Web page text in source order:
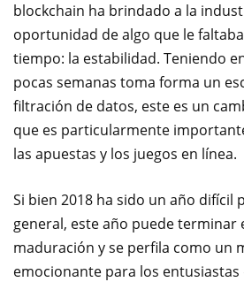
blockchain ha brindado a la
oportunidad de algo que le
tiempo: la estabilidad. Teniendo
pocas semanas toma forma un
filtración de datos, este es un
que es particularmente
las apuestas y los juegos en línea.
Si bien 2018 ha sido un año difícil
general, este año puede terminar
maduración y se perfila como un
emocionante para los entusiastas